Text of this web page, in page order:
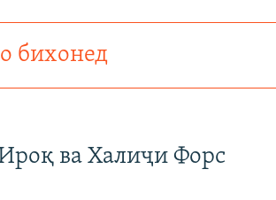
бихонед
ва Халиҷи Форс